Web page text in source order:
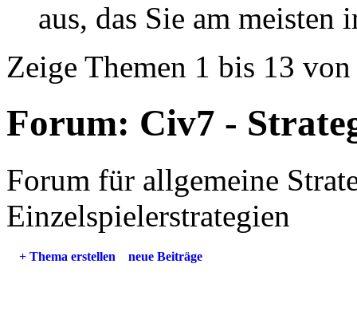
aus, das Sie am meisten
Zeige Themen 1 bis 13
Forum: Civ7 -
Forum für allgemeine
Einzelspielerstrategien
+ Thema erstellen neue Beiträge